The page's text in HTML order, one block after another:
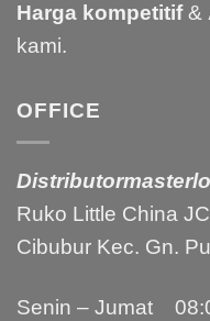
Harga kompetitif&
kami.
OFFICE
Ruko Little China
Cibubur Kec. Gn.
Senin – Jumat